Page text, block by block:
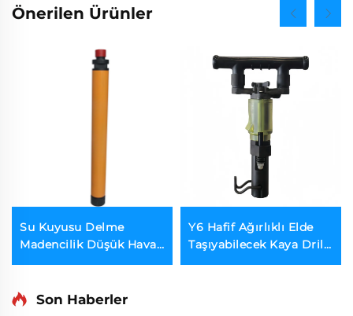
Önerilen Ürünler
Su Kuyusu Delme
Madencilik Düşük Hava
Basıncı CIR90 CIR110
DTH Çekiç
Y6 Hafif Ağırlıklı Elde
Taşıyabilecek Kaya Drili
Granit/Marmar Blöfleme
Son Haberler